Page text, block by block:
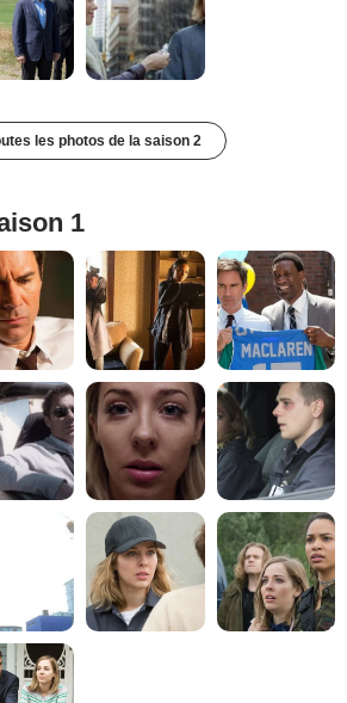
les photos de la saison 2
1